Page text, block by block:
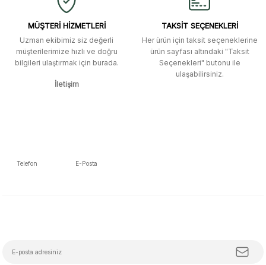
menü seçeneklerinde bulunmuyor,
spesifik olarak "kavela" terimini
aratarak bulunabilir.
M... K... | 12/12/2025
Ben bu kadar hızlı bir teslimat
Ben bu kadar hızlı bir teslimat
MÜŞTERİ HİZMETLERİ
Uzman ekibimiz siz değerli
müşterilerimize hızlı ve doğru
bilgileri ulaştırmak için burada.
İletişim
TAKSİT SEÇENEKLERİ
Her ürün için taksit seçeneklerine
ürün sayfası altındaki "Taksit
Seçenekleri" butonu ile
ulaşabilirsiniz.
Telefon E-Posta